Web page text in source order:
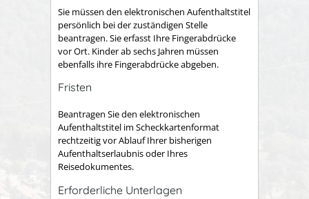
Sie müssen den elektronischen Aufenthaltstitel
persönlich bei der zuständigen Stelle
beantragen. Sie erfasst Ihre Fingerabdrücke
vor Ort. Kinder ab sechs Jahren müssen
ebenfalls ihre Fingerabdrücke abgeben.
Fristen
Beantragen Sie den elektronischen
Aufenthaltstitel im Scheckkartenformat
rechtzeitig vor Ablauf Ihrer bisherigen
Aufenthaltserlaubnis oder Ihres
Reisedokumentes.
Erforderliche Unterlagen